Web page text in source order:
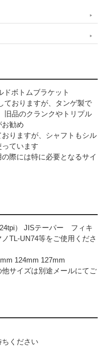
ドボトムブラケット
ておりますが、タンゲ製で
旧品のクランクやトリプル
勧め
りますが、シャフトもシル
ています
際には特に必要となるサイ
） JISテーパー フィキ
TL-UN74等をご使用くださ
124mm 127mm
他サイズは別途メールにてご
ください